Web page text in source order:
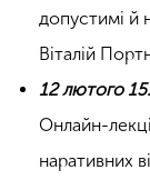
допустимі й
Віталій
12 лютого
Онлайн-
наративних